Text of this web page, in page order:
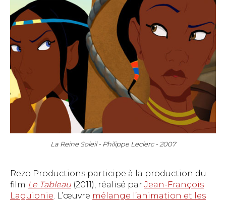
La Reine Soleil - Philippe Leclerc - 2007
Rezo Productions participe à la production du
film Le Tableau (2011), réalisé par Jean-François
Laguionie. L’œuvre mélange l’animation et les